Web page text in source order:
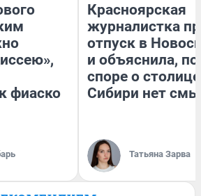
фиаско
Красноярская
журналистка
отпуск в
и объяснила,
споре о столице
Сибири нет
Татьяна Зарва